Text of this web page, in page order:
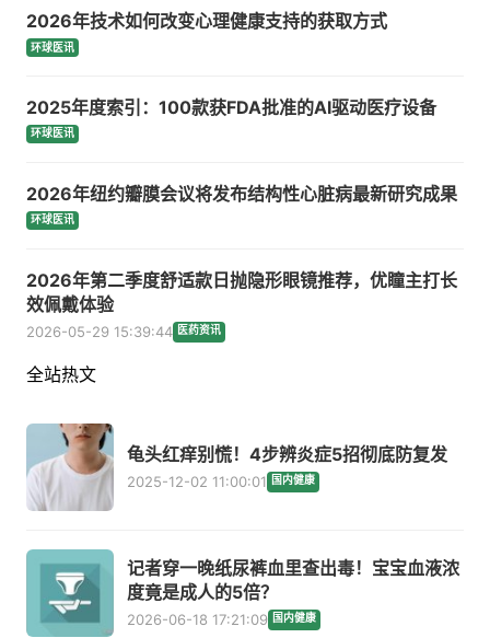
2026年技术如何改变心理健康支持的获取方式
环球医讯
2025年度索引：100款获FDA批准的AI驱动医疗设备
环球医讯
2026年纽约瓣膜会议将发布结构性心脏病最新研究成果
环球医讯
2026年第二季度舒适款日抛隐形眼镜推荐，优瞳主打长
效佩戴体验
2026-05-29 15:39:44 医药资讯
全站热文
龟头红痒别慌！4步辨炎症5招彻底防复发
2025-12-02 11:00:01 国内健康
记者穿一晚纸尿裤血里查出毒！宝宝血液浓
度竟是成人的5倍？
2026-06-18 17:21:09 国内健康